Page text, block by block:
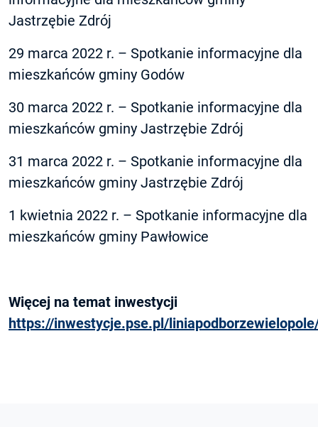
Jastrzębie Zdrój
29 marca 2022 r. – Spotkanie informacyjne dla
mieszkańców gminy Godów
30 marca 2022 r. – Spotkanie informacyjne dla
mieszkańców gminy Jastrzębie Zdrój
31 marca 2022 r. – Spotkanie informacyjne dla
mieszkańców gminy Jastrzębie Zdrój
1 kwietnia 2022 r. – Spotkanie informacyjne dla
mieszkańców gminy Pawłowice
Więcej na temat inwestycji
https://inwestycje.pse.pl/